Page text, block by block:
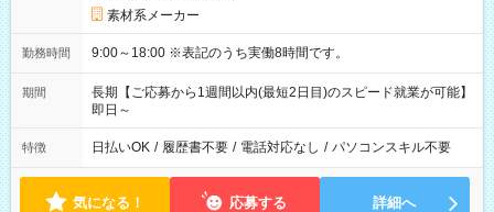
素材系メーカー
勤務時間 9:00～18:00 ※表記のうち実働8時間です。
期間
長期【ご応募から1週間以内(最短2日目)のスピード就業が可能】
即日～
特徴 日払いOK / 履歴書不要 / 電話対応なし / パソコンスキル不要
気になる！ 応募する 詳細へ